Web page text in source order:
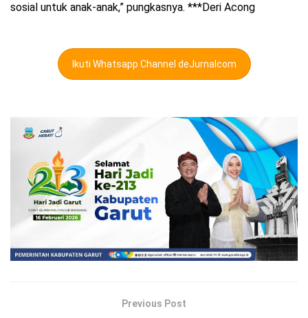
sosial untuk anak-anak,” pungkasnya. ***Deri Acong
Ikuti Whatsapp Channel deJurnalcom
Previous Post